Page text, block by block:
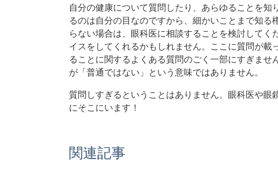
自分の健康について質問したり、あらゆることを
るのは自分の目なのですから、細かいことまで知
らない場合は、眼科医に相談することを検討して
イスをしてくれるかもしれません。ここに質問が
ることに関するよくある質問のごく一部にすぎま
が「普通ではない」という意味ではありません。
質問しすぎるということはありません。眼科医や
にそこにいます！
関連記事